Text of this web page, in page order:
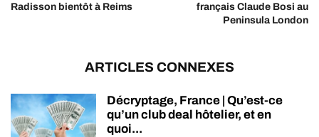
Radisson bientôt à Reims
français Claude Bosi au
Peninsula London
ARTICLES CONNEXES
Décryptage, France | Qu’est-ce
qu’un club deal hôtelier, et en
quoi...